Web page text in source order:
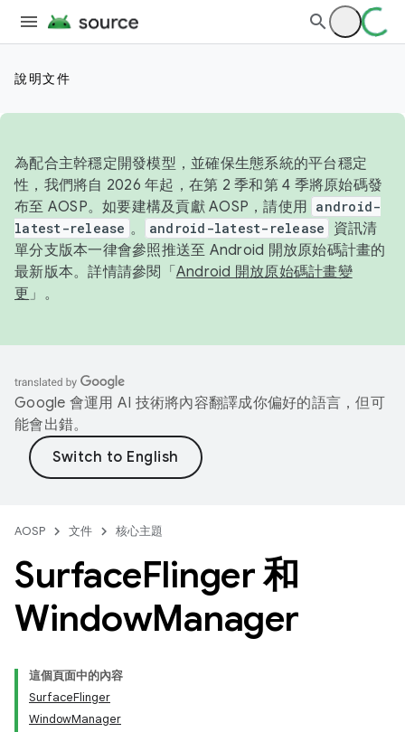
說明文件
為配合主幹穩定開發模型，並確保生態系統的平台穩定
性，我們將自 2026 年起，在第 2 季和第 4 季將原始碼發
布至 AOSP。如要建構及貢獻 AOSP，請使用 android-
latest-release 。 android-latest-release
資訊清
單分支版本一律會參照推送至 Android 開放原始碼計畫的
最新版本。詳情請參閱「 Android 開放原始碼計畫變
更 」。
Google 會運用 AI 技術將內容翻譯成你偏好的語言，但可
能會出錯。
AOSP 文件 核心主題
SurfaceFlinger 和
WindowManager
這個頁面中的內容
SurfaceFlinger
WindowManager